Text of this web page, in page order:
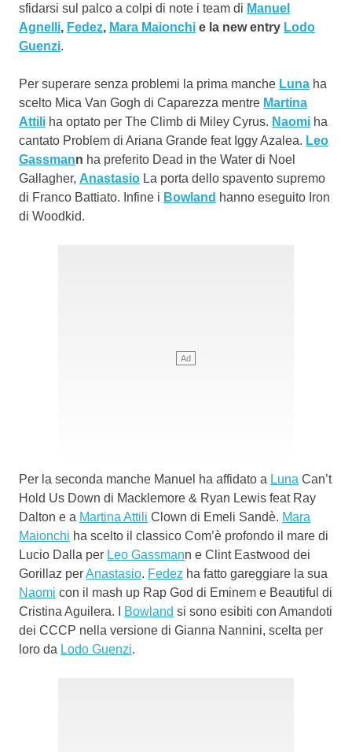
sfidarsi sul palco a colpi di note i team di Manuel
Agnelli, Fedez, Mara Maionchi e la new entry Lodo
Guenzi.
Per superare senza problemi la prima manche Luna ha
scelto Mica Van Gogh di Caparezza mentre Martina
Attili ha optato per The Climb di Miley Cyrus. Naomi ha
cantato Problem di Ariana Grande feat Iggy Azalea. Leo
Gassmann ha preferito Dead in the Water di Noel
Gallagher, Anastasio La porta dello spavento supremo
di Franco Battiato. Infine i Bowland hanno eseguito Iron
di Woodkid.
Per la seconda manche Manuel ha affidato a Luna Can’t
Hold Us Down di Macklemore & Ryan Lewis feat Ray
Dalton e a Martina Attili Clown di Emeli Sandè. Mara
Maionchi ha scelto il classico Com’è profondo il mare di
Lucio Dalla per Leo Gassmann e Clint Eastwood dei
Gorillaz perAnastasio. Fedez ha fatto gareggiare la sua
Naomi con il mash up Rap God di Eminem e Beautiful di
Cristina Aguilera. I
Bowland si sono esibiti con Amandoti
dei CCCP nella versione di Gianna Nannini, scelta per
loro da Lodo Guenzi.